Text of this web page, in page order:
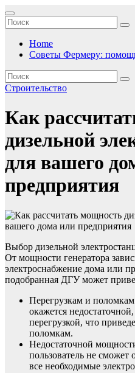
Перейти
к
содержимому
Home
Советы Фермеру:
Строительство
Как
дизельной
для вашего
предприятия
Выбор дизельной
От мощности генератора
электроснабжение дома или
подобранная ДГУ может
Перегрузкам и
окажется
перегрузкой, что
поломкам.
Недостаточной
пользователь не сможет
все необходимые